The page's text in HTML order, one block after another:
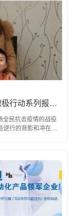
为打赢疫情防控阻击战，西大校友在积极行动系列报道之三
全民抗击疫情的战役
行的背影和冲在一